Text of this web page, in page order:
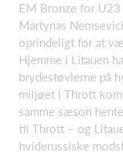
EM Bronze for U23
Martynas
oprindeligt for at
Hjemme i Litauen
brydestøvlerne på
miljøet i Thrott kom
samme sæson
til Thrott – og
hviderussiske